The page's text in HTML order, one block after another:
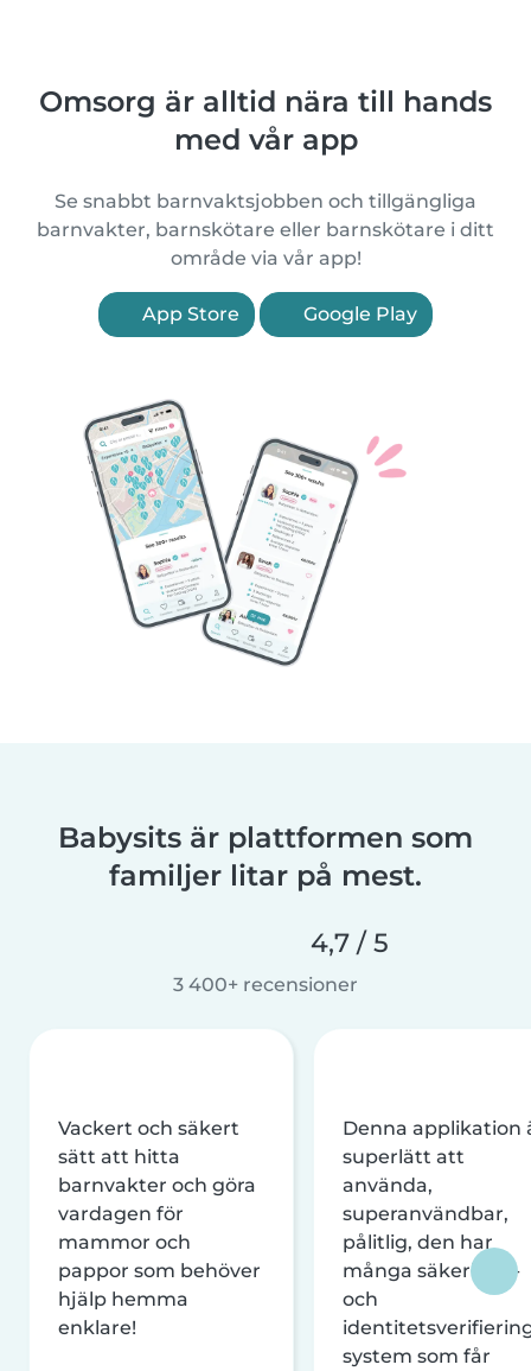
Omsorg är alltid nära till hands
med vår app
Se snabbt barnvaktsjobben och tillgängliga
barnvakter, barnskötare eller barnskötare i ditt
område via vår app!
App Store Google Play
Babysits är plattformen som
familjer litar på mest.
4,7 / 5
3 400+ recensioner
Vackert och säkert
sätt att hitta
barnvakter och göra
vardagen för
mammor och
pappor som behöver
hjälp hemma
enklare!
Denna applikation
superlätt att
använda,
superanvändbar,
pålitlig, den har
många säkerhets-
och
system som får